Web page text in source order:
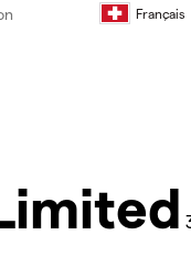
Français